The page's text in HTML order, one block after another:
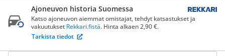
Ajoneuvon historia Suomessa
Katso ajoneuvon aiemmat omistajat, tehdyt katsastukset ja
vakuutukset Rekkari.fistä. Hinta alkaen 2,90 €.
Tarkista tiedot